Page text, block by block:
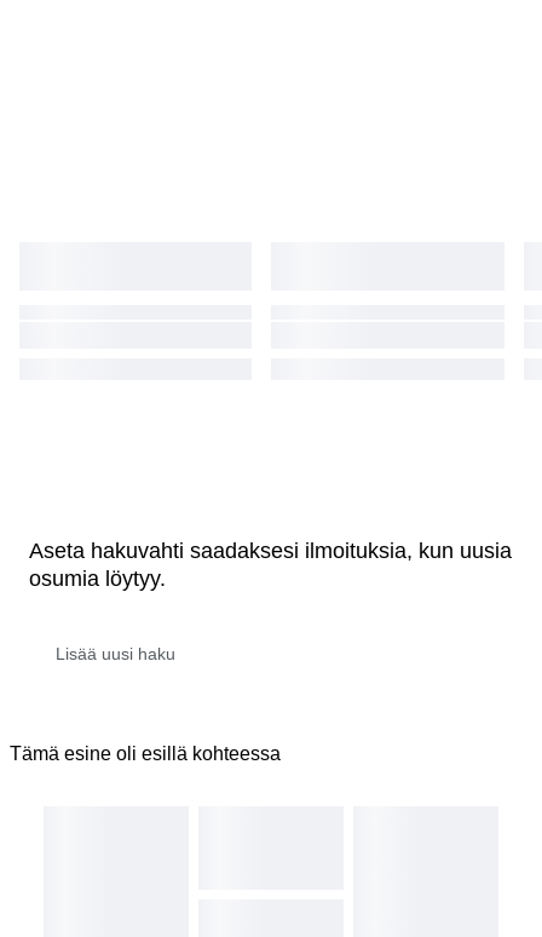
Aseta hakuvahti saadaksesi ilmoituksia, kun uusia
osumia löytyy.
Tämä esine oli esillä kohteessa